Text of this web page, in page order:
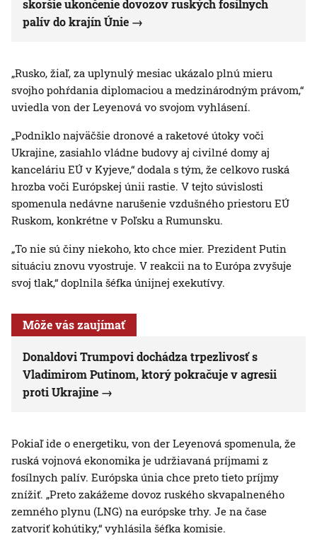
skoršie ukončenie dovozov ruských fosílnych
palív do krajín Únie
„Rusko, žiaľ, za uplynulý mesiac ukázalo plnú mieru
svojho pohŕdania diplomaciou a medzinárodným právom,“
uviedla von der Leyenová vo svojom vyhlásení.
„Podniklo najväčšie dronové a raketové útoky voči
Ukrajine, zasiahlo vládne budovy aj civilné domy aj
kanceláriu EÚ v Kyjeve,“ dodala s tým, že celkovo ruská
hrozba voči Európskej únii rastie. V tejto súvislosti
spomenula nedávne narušenie vzdušného priestoru EÚ
Ruskom, konkrétne v Poľsku a Rumunsku.
„To nie sú činy niekoho, kto chce mier. Prezident Putin
situáciu znovu vyostruje. V reakcii na to Európa zvyšuje
svoj tlak,“ doplnila šéfka únijnej exekutívy.
Môže vás zaujímať
Donaldovi Trumpovi dochádza trpezlivosť s
Vladimirom Putinom, ktorý pokračuje v agresii
proti Ukrajine
Pokiaľ ide o energetiku, von der Leyenová spomenula, že
ruská vojnová ekonomika je udržiavaná príjmami z
fosílnych palív. Európska únia chce preto tieto príjmy
znížiť. „Preto zakážeme dovoz ruského skvapalneného
zemného plynu (LNG) na európske trhy. Je na čase
zatvoriť kohútiky,“ vyhlásila šéfka komisie.